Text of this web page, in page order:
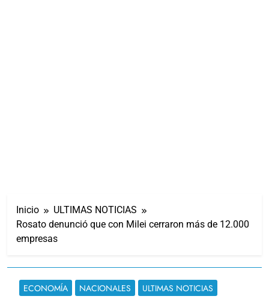
Inicio
ULTIMAS NOTICIAS
Rosato denunció que con Milei cerraron más de 12.000
empresas
ECONOMÍA NACIONALES ULTIMAS NOTICIAS